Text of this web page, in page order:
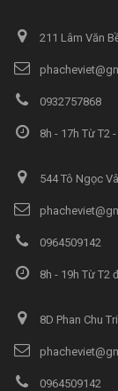
211 Lâm Văn
0932757868
8h - 17h Từ T2
544 Tô Ngọc
0964509142
8h - 19h Từ T2
8D Phan Chu
0964509142